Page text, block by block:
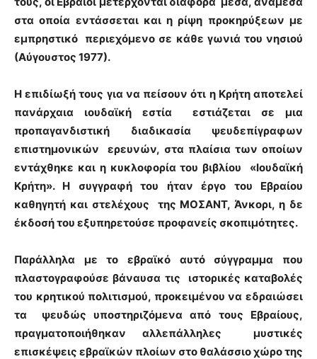
στα οποία εντάσσεται και η ρίψη προκηρύξεων με
εμπρηστικό περιεχόμενο σε κάθε γωνιά του νησιού
(Αύγουστος 1977).
Η επιδίωξή τους για να πείσουν ότι η Κρήτη αποτελεί
πανάρχαια ιουδαϊκή εστία εστιάζεται σε μια
προπαγανδιστική διαδικασία ψευδεπίγραφων
επιστημονικών ερευνών, στα πλαίσια των οποίων
εντάχθηκε και η κυκλοφορία του βιβλίου «Ιουδαϊκή
Κρήτη». Η συγγραφή του ήταν έργο του Εβραίου
καθηγητή και στελέχους της ΜΟΣΑΝΤ, Άνκορι, η δε
έκδοσή του εξυπηρετούσε προφανείς σκοπιμότητες.
Παράλληλα με το εβραϊκό αυτό σύγγραμμα που
πλαστογραφούσε βάναυσα τις ιστορικές καταβολές
του κρητικού πολιτισμού, προκειμένου να εδραιώσει
τα ψευδώς υποστηριζόμενα από τους Εβραίους,
πραγματοποιήθηκαν αλλεπάλληλες μυστικές
επισκέψεις εβραϊκών πλοίων στο θαλάσσιο χώρο της